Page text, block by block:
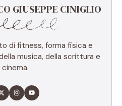
GIUSEPPE CINIGLIO
di fitness, forma fisica e
musica, della scrittura e